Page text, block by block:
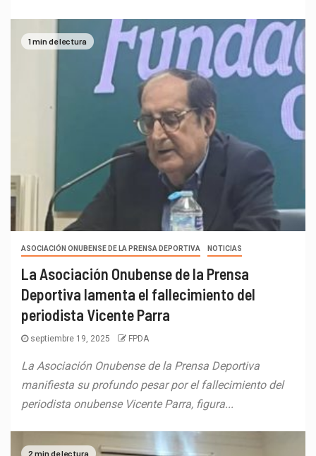
1 min de lectura
ASOCIACIÓN ONUBENSE DE LA PRENSA DEPORTIVA NOTICIAS
La Asociación Onubense de la Prensa
Deportiva lamenta el fallecimiento del
periodista Vicente Parra
septiembre 19, 2025 FPDA
La Asociación Onubense de la Prensa Deportiva
manifiesta su profundo pesar por el fallecimiento del
periodista onubense Vicente Parra, figura...
2 min de lectura